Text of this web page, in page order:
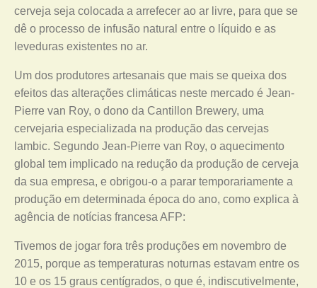
cerveja seja colocada a arrefecer ao ar livre, para que se
dê o processo de infusão natural entre o líquido e as
leveduras existentes no ar.
Um dos produtores artesanais que mais se queixa dos
efeitos das alterações climáticas neste mercado é Jean-
Pierre van Roy, o dono da Cantillon Brewery, uma
cervejaria especializada na produção das cervejas
lambic. Segundo Jean-Pierre van Roy, o aquecimento
global tem implicado na redução da produção de cerveja
da sua empresa, e obrigou-o a parar temporariamente a
produção em determinada época do ano, como explica à
agência de notícias francesa AFP:
Tivemos de jogar fora três produções em novembro de
2015, porque as temperaturas noturnas estavam entre os
10 e os 15 graus centígrados, o que é, indiscutivelmente,